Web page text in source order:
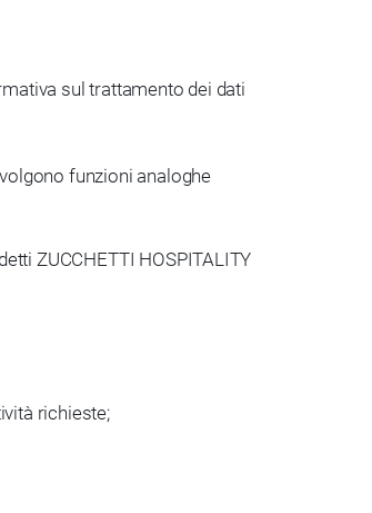
sul trattamento dei dati
funzioni analoghe
ZUCCHETTI HOSPITALITY
richieste;